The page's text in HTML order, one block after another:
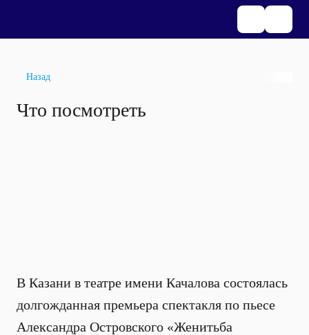
Назад
Что посмотреть
В Казани в театре имени Качалова состоялась
долгожданная премьера спектакля по пьесе
Александра Островского «Женитьба